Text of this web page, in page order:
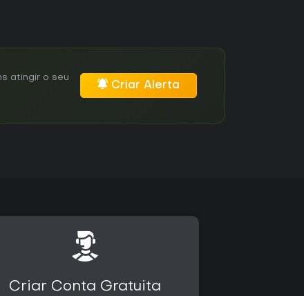
atingir o seu
Criar Alerta
Criar Conta Gratuita